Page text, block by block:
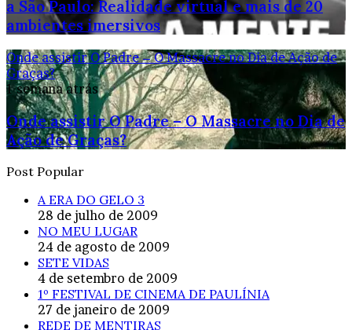
a São Paulo: Realidade virtual e mais de 20
ambientes imersivos
Onde assistir O Padre – O Massacre no Dia de Ação de
Graças?
1 semana atrás
Onde assistir O Padre – O Massacre no Dia de
Ação de Graças?
Post Popular
A ERA DO GELO 3
28 de julho de 2009
NO MEU LUGAR
24 de agosto de 2009
SETE VIDAS
4 de setembro de 2009
1º FESTIVAL DE CINEMA DE PAULÍNIA
27 de janeiro de 2009
REDE DE MENTIRAS